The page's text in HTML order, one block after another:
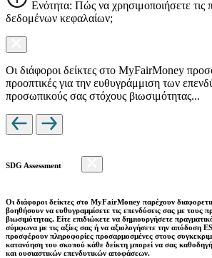
Ενότητα: Πώς να χρησιμοποιήσετε τις
δεδομένων κεφαλαίων;
Οι διάφοροι δείκτες στο MyFairMoney
προοπτικές για την ευθυγράμμιση των
προσωπικούς σας στόχους βιωσιμότητας...
SDG Assessment
Οι διάφοροι δείκτες στο MyFairMoney παρέχουν
βοηθήσουν να ευθυγραμμίσετε τις επενδύσεις σας με τους
βιωσιμότητας. Είτε επιδιώκετε να δημιουργήσετε
σύμφωνα με τις αξίες σας ή να αξιολογήσετε την απόδοση
προσφέρουν πληροφορίες προσαρμοσμένες στους
κατανόηση του σκοπού κάθε δείκτη μπορεί να σας
και ουσιαστικών επενδυτικών αποφάσεων.